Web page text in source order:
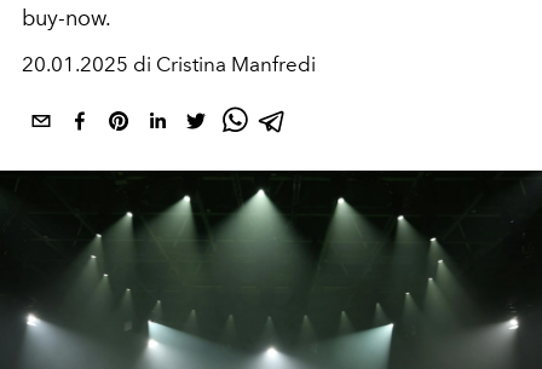
buy-now.
20.01.2025 di Cristina Manfredi